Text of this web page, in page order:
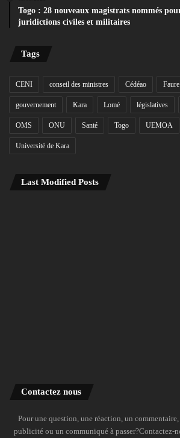
Togo : 28 nouveaux magistrats nommés
juridictions civiles et militaires
Tags
CENI conseil des ministres Cédéao
gouvernement Kara Lomé législatives
OMS ONU Santé Togo UEMOA
Université de Kara
Last Modified Posts
Contactez nous
Pour une question, une réaction, un
publicité ou un communiqué à passer?Contactez-